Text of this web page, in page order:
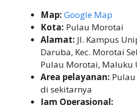
Map: Google Map
Kota: Pulau Morotai
Alamat: Jl. Kampus
Daruba, Kec. Morotai
Pulau Morotai, Maluku
Area pelayanan:
di sekitarnya
Jam Operasional: